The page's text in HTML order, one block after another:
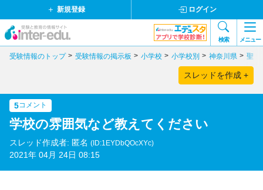
新規登録 ログイン
検索 メニュー
受験情報のトップ 受験情報の掲示板 小学校 小学校別 神奈川県 聖ヨ
スレッドを作成 +
5コメント
学校の雰囲気など教えてください
スレッド作成者: 匿名 (ID:1EYDbQOcXYc)
2021年 04月 24日 08:15